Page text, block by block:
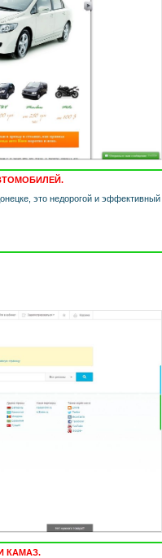
это недорогой и эффективный
КАМАЗ.